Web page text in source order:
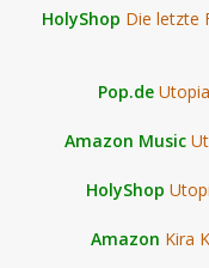
HolyShop Die letzte
Pop.de
Amazon Music
HolyShop
Amazon Kira